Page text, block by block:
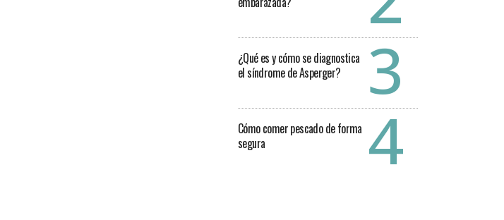
¿Qué es y cómo se diagnostica
el síndrome de Asperger?
Cómo comer pescado de forma
segura